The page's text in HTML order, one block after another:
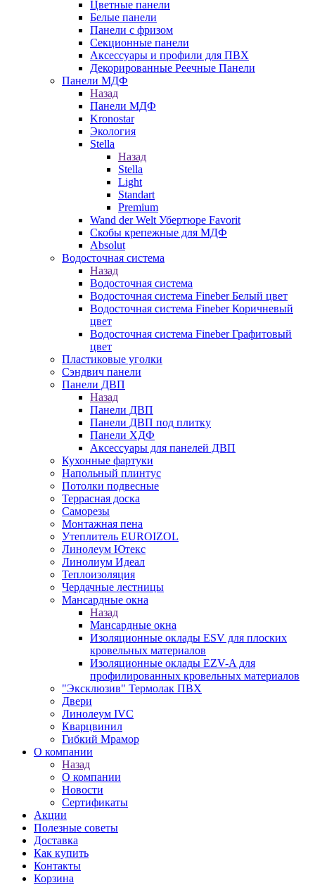
Цветные панели
Белые панели
Панели с фризом
Секционные панели
Аксессуары и профили для ПВХ
Декорированные Реечные Панели
Панели МДФ
Назад
Панели МДФ
Kronostar
Экология
Stella
Назад
Stella
Light
Standart
Premium
Wand der Welt Убертюре Favorit
Скобы крепежные для МДФ
Absolut
Водосточная система
Назад
Водосточная система
Водосточная система Fineber Белый цвет
Водосточная система Fineber Коричневый
цвет
Водосточная система Fineber Графитовый
цвет
Пластиковые уголки
Сэндвич панели
Панели ДВП
Назад
Панели ДВП
Панели ДВП под плитку
Панели ХДФ
Аксессуары для панелей ДВП
Кухонные фартуки
Напольный плинтус
Потолки подвесные
Террасная доска
Саморезы
Монтажная пена
Утеплитель EUROIZOL
Линолеум Ютекс
Линолиум Идеал
Теплоизоляция
Чердачные лестницы
Мансардные окна
Назад
Мансардные окна
Изоляционные оклады ESV для плоских
кровельных материалов
Изоляционные оклады EZV-A для
профилированных кровельных материалов
"Эксклюзив" Термолак ПВХ
Двери
Линолеум IVC
Кварцвинил
Гибкий Мрамор
О компании
Назад
О компании
Новости
Сертификаты
Акции
Полезные советы
Доставка
Как купить
Контакты
Корзина